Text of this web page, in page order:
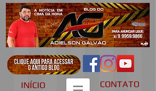
INÍCIO CONTATO